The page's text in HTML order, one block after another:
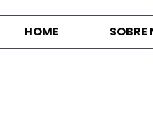
HOME SOBRE